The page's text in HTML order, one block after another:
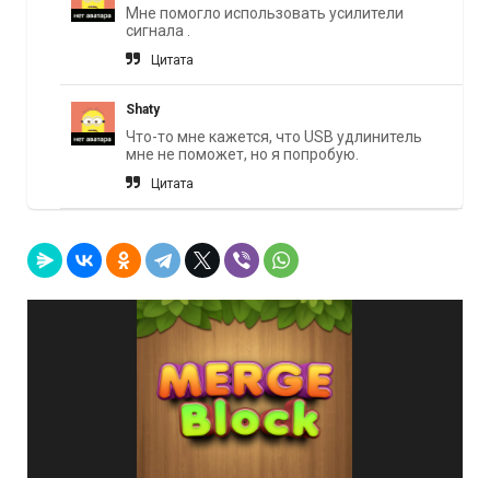
Мне помогло использовать усилители
сигнала .
Цитата
Shaty
Что-то мне кажется, что USB удлинитель
мне не поможет, но я попробую.
Цитата